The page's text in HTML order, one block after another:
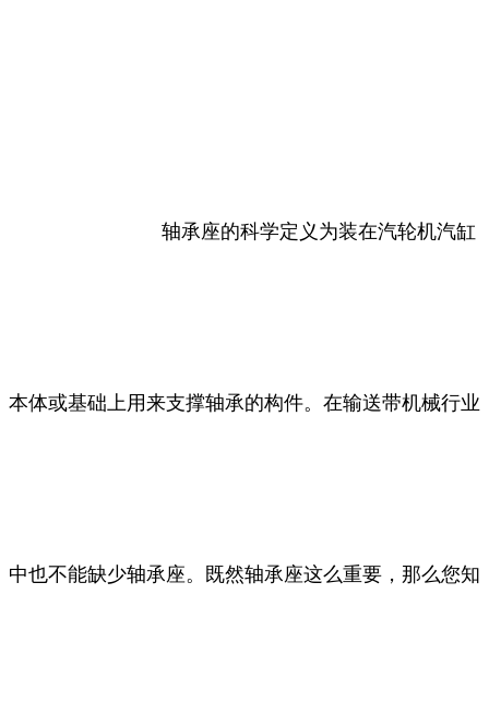
轴承座的科学定义为装在汽轮机汽缸
本体或基础上用来支撑轴承的构件。在输送带机械行业
中也不能缺少轴承座。既然轴承座这么重要，那么您知